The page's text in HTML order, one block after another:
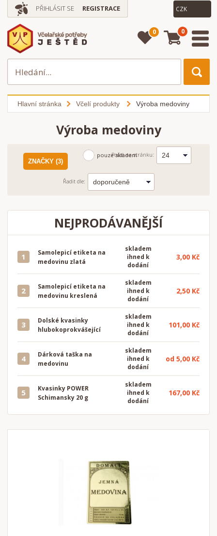
PŘIHLÁSIT SE REGISTRACE
0 0
Hlavní stránka Včelí produkty Výroba medoviny
Výroba medoviny
ZNAČKY (3)
pouze skladem
Počet na stránku:
Řadit dle:
NEJPRODÁVANĚJŠÍ
1
Samolepicí etiketa na
medovinu zlatá
skladem
ihned k
dodání
3,00 Kč
2
Samolepicí etiketa na
medovinu kreslená
skladem
ihned k
dodání
2,50 Kč
3
Dolské kvasinky
hlubokoprokvášející
skladem
ihned k
dodání
101,00 Kč
4
Dárková taška na
medovinu
skladem
ihned k
dodání
od 5,00 Kč
5
Kvasinky POWER
Schimansky 20 g
skladem
ihned k
dodání
167,00 Kč